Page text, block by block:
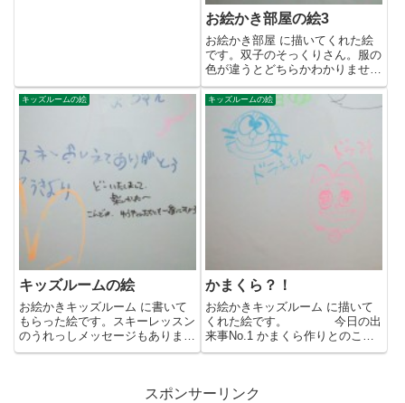
お絵かき部屋の絵3
お絵かき部屋 に描いてくれた絵
です。双子のそっくりさん。服の
色が違うとどちらかわかりません
でした。（T。T）ごめんよ~。...
キッズルームの絵
キッズルームの絵
お絵かきキッズルーム に書いて
もらった絵です。スキーレッスン
のうれっしメッセージもありまし
た。ありがとう！
キッズルームの絵
かまくら？！
お絵かきキッズルーム に描いて
くれた絵です。 今日の出
来事No.1 かまくら作りとのこと
ですが、失敗に終わってます...
スポンサーリンク